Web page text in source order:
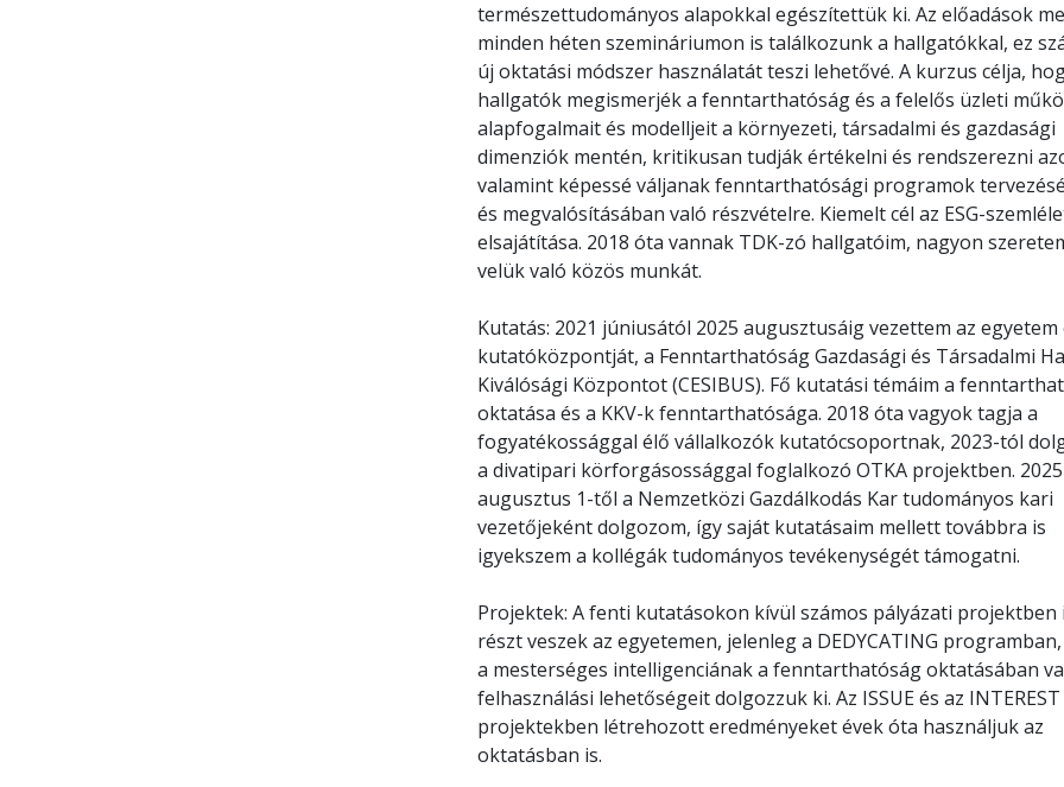
természettudományos alapokkal egészítettük ki. Az előadások
minden héten szemináriumon is találkozunk a hallgatókkal, ez
új oktatási módszer használatát teszi lehetővé. A kurzus célja,
hallgatók megismerjék a fenntarthatóság és a felelős üzleti
alapfogalmait és modelljeit a környezeti, társadalmi és gazdasági
dimenziók mentén, kritikusan tudják értékelni és rendszerezni
valamint képessé váljanak fenntarthatósági programok
és megvalósításában való részvételre. Kiemelt cél az ESG-
elsajátítása. 2018 óta vannak TDK-zó hallgatóim, nagyon
velük való közös munkát.
Kutatás: 2021 júniusától 2025 augusztusáig vezettem az egyetem
kutatóközpontját, a Fenntarthatóság Gazdasági és Társadalmi
Kiválósági Központot (CESIBUS). Fő kutatási témáim a
oktatása és a KKV-k fenntarthatósága. 2018 óta vagyok tagja a
fogyatékossággal élő vállalkozók kutatócsoportnak, 2023-tól
a divatipari körforgásossággal foglalkozó OTKA projektben. 2025
augusztus 1-től a Nemzetközi Gazdálkodás Kar tudományos kari
vezetőjeként dolgozom, így saját kutatásaim mellett továbbra is
igyekszem a kollégák tudományos tevékenységét támogatni.
Projektek: A fenti kutatásokon kívül számos pályázati projektben
részt veszek az egyetemen, jelenleg a DEDYCATING
a mesterséges intelligenciának a fenntarthatóság oktatásában
felhasználási lehetőségeit dolgozzuk ki. Az ISSUE és az INTEREST
projektekben létrehozott eredményeket évek óta használjuk az
oktatásban is.